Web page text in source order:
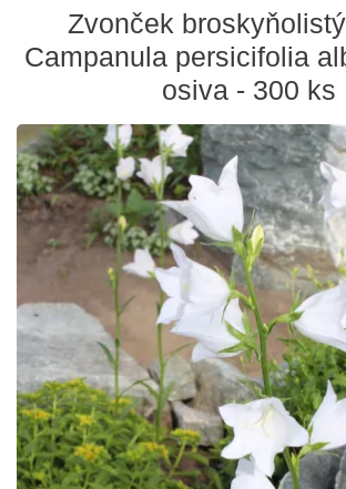
Zvonček
Campanula persicifolia
osiva - 300 ks